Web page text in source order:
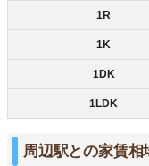
1R
1K
1DK
1LDK
周辺駅との家賃相